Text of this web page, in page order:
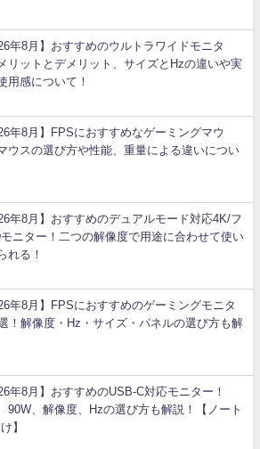
年8月】おすすめのウルトラワイドモニタ
リットとデメリット、サイズとHzの違いや実
用感について！
年8月】FPSにおすすめなゲーミングマウ
ウスの選び方や性能、重量による違いについ
年8月】おすすめのデュアルモード対応4K/フ
モニター！二つの解像度で用途に合わせて使い
れる！
年8月】FPSにおすすめのゲーミングモニタ
！解像度・Hz・サイズ・パネルの選び方も解
年8月】おすすめのUSB-C対応モニター！
90W、解像度、Hzの選び方も解説！【ノート
】